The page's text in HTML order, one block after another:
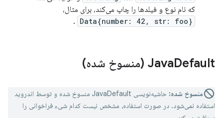
که نام نوع و فیلدها را چاپ می‌کند، برای مثال،
Data{number: 42, str: foo}
.
JavaDefault (منسوخ شده)
منسوخ شده:
حاشیه‌نویسی JavaDefault منسوخ شده و توسط اندروید
استفاده نمی‌شود. در صورت استفاده، مشخص نیست کدام شیء فراخوانی را